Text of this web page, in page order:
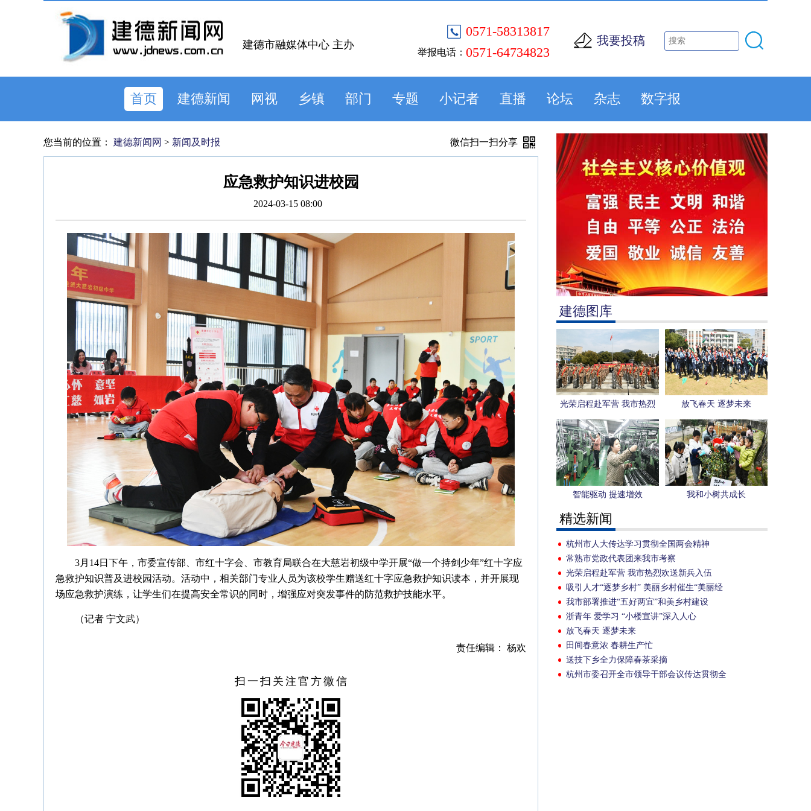
0571-58313817
举报电话： 0571-64734823
我要投稿
建德市融媒体中心 主办
首页 建德新闻 网视 乡镇 部门 专题 小记者 直播 论坛 杂志 数字报
建德图库
光荣启程赴军营 我市热烈
欢送新兵入伍
放飞春天 逐梦未来
智能驱动 提速增效 我和小树共成长
精选新闻
杭州市人大传达学习贯彻全国两会精神
常熟市党政代表团来我市考察
光荣启程赴军营 我市热烈欢送新兵入伍
吸引人才“逐梦乡村” 美丽乡村催生“美丽经
济”
我市部署推进“五好两宜”和美乡村建设
浙青年 爱学习 “小楼宣讲”深入人心
放飞春天 逐梦未来
田间春意浓 春耕生产忙
送技下乡全力保障春茶采摘
杭州市委召开全市领导干部会议传达贯彻全
您当前的位置： 建德新闻网 > 新闻及时报 微信扫一扫分享
应急救护知识进校园
2024-03-15 08:00
3月14日下午，市委宣传部、市红十字会、市教育局联合在大慈岩初级中学开展“做一个持剑少年”红十字应
急救护知识普及进校园活动。活动中，相关部门专业人员为该校学生赠送红十字应急救护知识读本，并开展现
场应急救护演练，让学生们在提高安全常识的同时，增强应对突发事件的防范救护技能水平。
（记者 宁文武）
责任编辑： 杨欢
扫一扫关注官方微信